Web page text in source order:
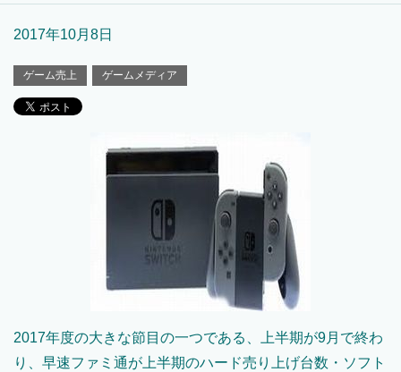
2017年10月8日
ゲーム売上 ゲームメディア
2017年度の大きな節目の一つである、上半期が9月で終わ
り、早速ファミ通が上半期のハード売り上げ台数・ソフト